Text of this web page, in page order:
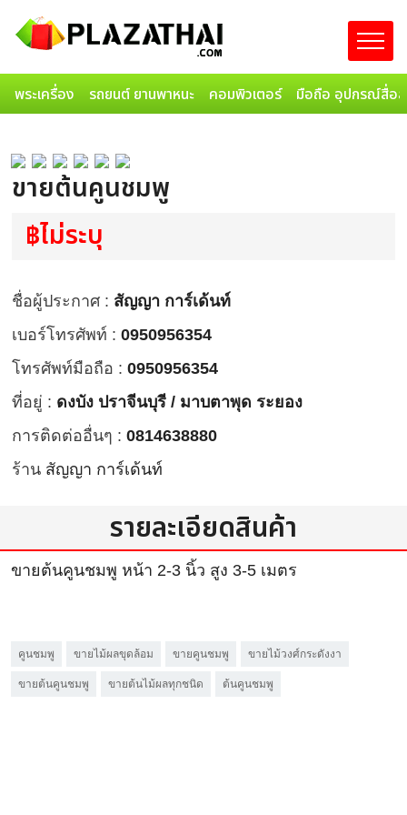
พระเครื่อง รถยนต์ ยานพาหนะ คอมพิวเตอร์ มือถือ อุปกรณ์สื่อส
ขายต้นคูนชมพู
฿ไม่ระบุ
ชื่อผู้ประกาศ : สัญญา การ์เด้นท์
เบอร์โทรศัพท์ : 0950956354
โทรศัพท์มือถือ : 0950956354
ที่อยู่ : ดงบัง ปราจีนบุรี / มาบตาพุด ระยอง
การติดต่ออื่นๆ : 0814638880
ร้าน สัญญา การ์เด้นท์
รายละเอียดสินค้า
ขายต้นคูนชมพู หน้า 2-3 นิ้ว สูง 3-5 เมตร
คูนชมพู ขายไม้ผลขุดล้อม ขายคูนชมพู ขายไม้วงศ์กระดังงา
ขายต้นคูนชมพู ขายต้นไม้ผลทุกชนิด ต้นคูนชมพู